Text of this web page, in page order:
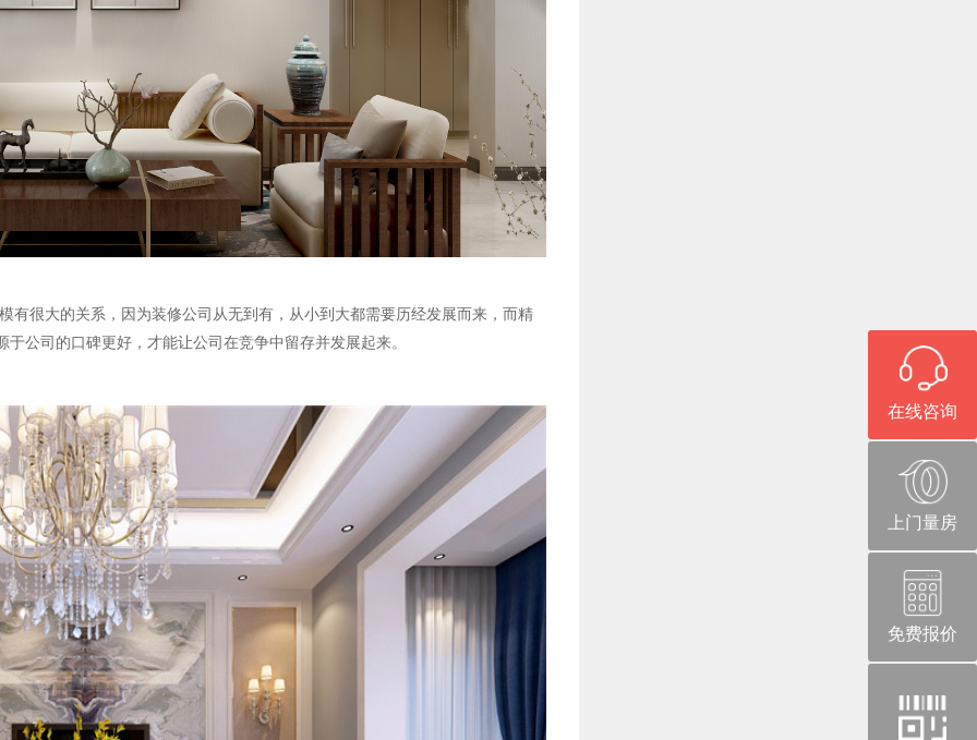
在线咨询
上门量房
免费报价
有很大的关系，因为装修公司从无到有，从小到大都需要历经发展而来，而精
公司的口碑更好，才能让公司在竞争中留存并发展起来。